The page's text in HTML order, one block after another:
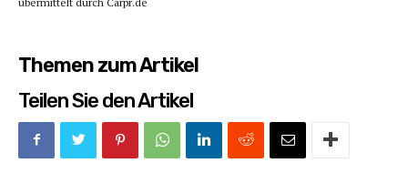
Themen zum Artikel
Teilen Sie den Artikel